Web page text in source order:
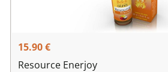
15.90€
Resource Enerjoy